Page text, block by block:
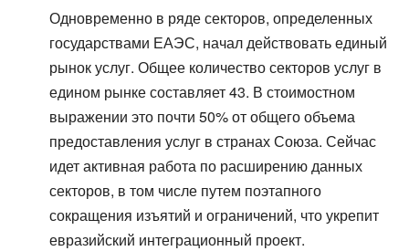
Одновременно в ряде секторов, определенных
государствами ЕАЭС, начал действовать единый
рынок услуг. Общее количество секторов услуг в
едином рынке составляет 43. В стоимостном
выражении это почти 50% от общего объема
предоставления услуг в странах Союза. Сейчас
идет активная работа по расширению данных
секторов, в том числе путем поэтапного
сокращения изъятий и ограничений, что укрепит
евразийский интеграционный проект.